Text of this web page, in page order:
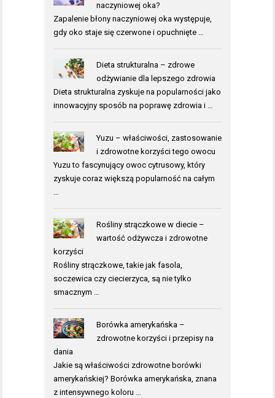
naczyniowej oka?
Zapalenie błony naczyniowej oka występuje,
gdy oko staje się czerwone i opuchnięte …
Dieta strukturalna – zdrowe
odżywianie dla lepszego zdrowia
Dieta strukturalna zyskuje na popularności jako
innowacyjny sposób na poprawę zdrowia i …
Yuzu – właściwości, zastosowanie
i zdrowotne korzyści tego owocu
Yuzu to fascynujący owoc cytrusowy, który
zyskuje coraz większą popularność na całym
…
Rośliny strączkowe w diecie –
wartość odżywcza i zdrowotne
korzyści
Rośliny strączkowe, takie jak fasola,
soczewica czy ciecierzyca, są nie tylko
smacznym …
Borówka amerykańska –
zdrowotne korzyści i przepisy na
dania
Jakie są właściwości zdrowotne borówki
amerykańskiej? Borówka amerykańska, znana
z intensywnego koloru …